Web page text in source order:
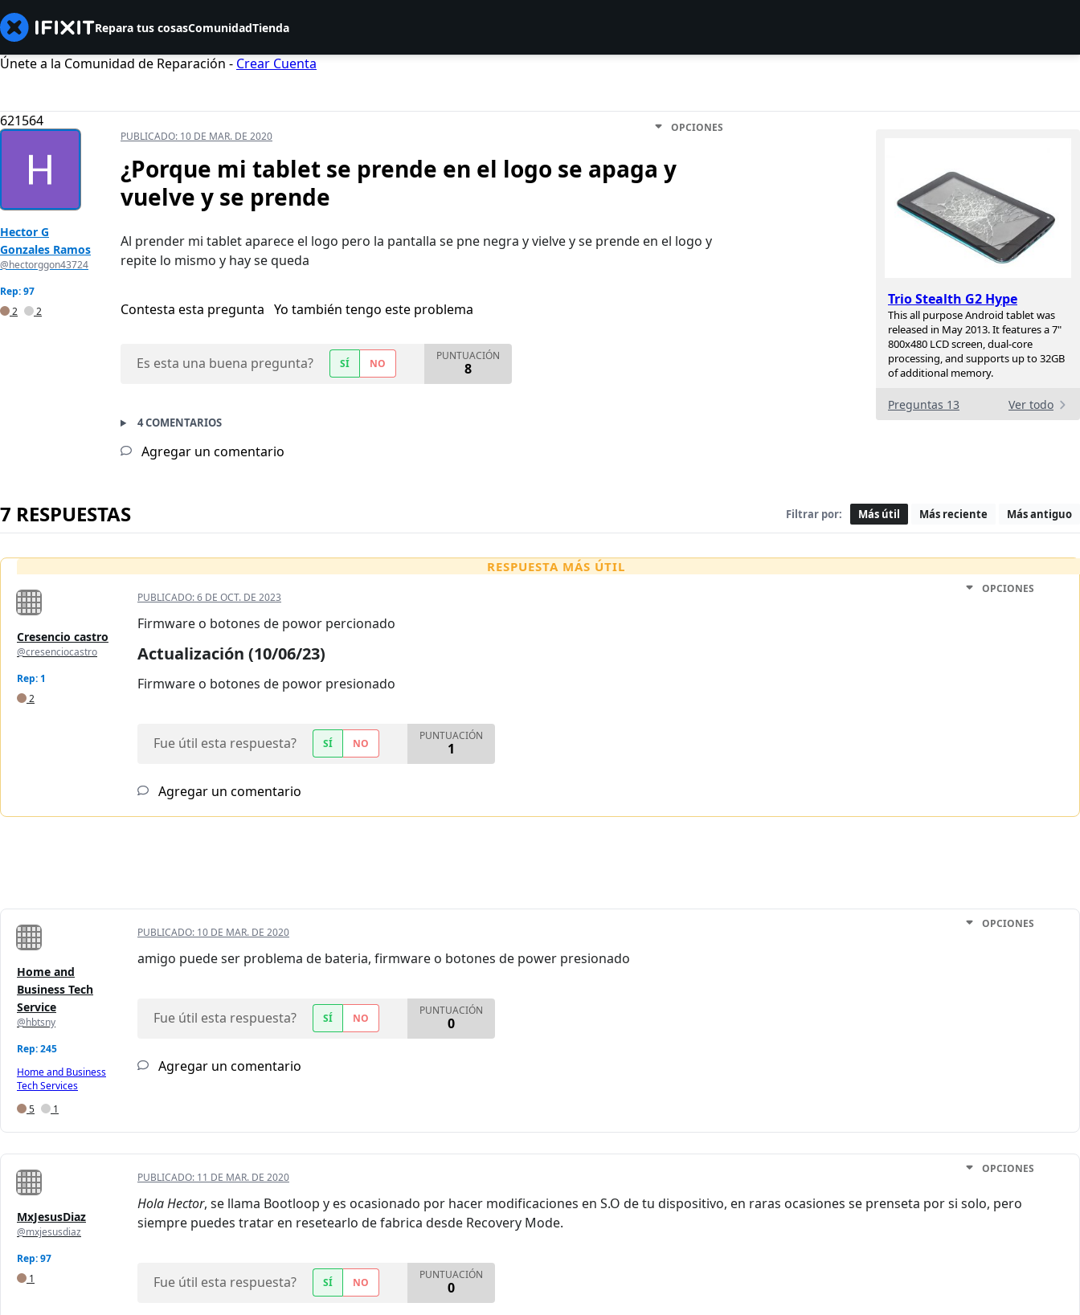
Repara tus cosasComunidadTienda
Únete a la Comunidad de Reparación - Crear Cuenta
621564
Trio Stealth G2 Hype
This all purpose Android tablet was
released in May 2013. It features a 7"
800x480 LCD screen, dual-core
processing, and supports up to 32GB
of additional memory.
Preguntas 13 Ver todo
Hector G
Gonzales Ramos
@hectorggon43724
Rep: 97
2
2
PUBLICADO: 10 DE MAR. DE 2020
OPCIONES
¿Porque mi tablet se prende en el logo se apaga y
vuelve y se prende
Al prender mi tablet aparece el logo pero la pantalla se pne negra y vielve y se prende en el logo y
repite lo mismo y hay se queda
Contesta esta pregunta Yo también tengo este problema
Es esta una buena pregunta? SÍ NO
PUNTUACIÓN
8
4 COMENTARIOS
Agregar un comentario
7 RESPUESTAS Filtrar por: Más útil Más reciente Más antiguo
RESPUESTA MÁS ÚTIL
Cresencio castro
@cresenciocastro
Rep: 1
2
PUBLICADO:6 DE OCT. DE 2023
OPCIONES
Firmware o botones de powor percionado
Actualización (10/06/23)
Firmware o botones de powor presionado
Fue útil esta respuesta? SÍ NO
PUNTUACIÓN
1
Agregar un comentario
Home and
Business Tech
Service
@hbtsny
Rep: 245
Home and Business
Tech Services
5
1
PUBLICADO: 10 DE MAR. DE 2020
OPCIONES
amigo puede ser problema de bateria, firmware o botones de power presionado
Fue útil esta respuesta? SÍ NO
PUNTUACIÓN
0
Agregar un comentario
MxJesusDiaz
@mxjesusdiaz
Rep: 97
1
PUBLICADO: 11 DE MAR. DE 2020
OPCIONES
Hola Hector, se llama Bootloop y es ocasionado por hacer modificaciones en S.O de tu dispositivo, en raras ocasiones se prenseta por si solo, pero
siempre puedes tratar en resetearlo de fabrica desde Recovery Mode.
Fue útil esta respuesta? SÍ NO
PUNTUACIÓN
0